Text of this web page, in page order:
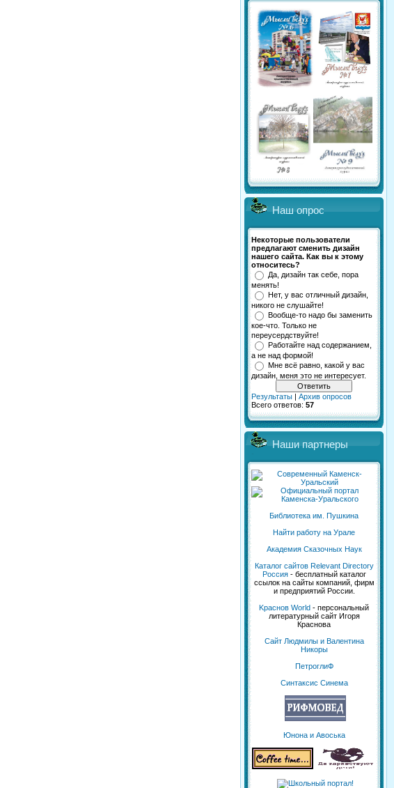
Наш опрос
Некоторые пользователи
предлагают сменить дизайн
нашего сайта. Как вы к этому
относитесь?
Да, дизайн так себе, пора
менять!
Нет, у вас отличный дизайн,
никого не слушайте!
Вообще-то надо бы заменить
кое-что. Только не
переусердствуйте!
Работайте над содержанием,
а не над формой!
Мне всё равно, какой у вас
дизайн, меня это не интересует.
Результаты | Архив опросов
Всего ответов: 57
Наши партнеры
Библиотека им. Пушкина
Найти работу на Урале
Академия Сказочных Наук
Каталог сайтов Relevant Directory
Россия- бесплатный каталог
ссылок на сайты компаний, фирм
и предприятий России.
Kраснов World - персональный
литературный сайт Игоря
Краснова
Сайт Людмилы и Валентина
Никоры
ПетроглиФ
Синтаксис Синема
Юнона и Авоська